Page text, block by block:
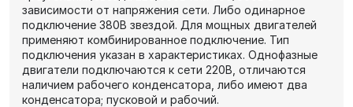
зависимости от напряжения сети. Либо одинарное
подключение 380В звездой. Для мощных двигателей
применяют комбинированное подключение. Тип
подключения указан в характеристиках. Однофазные
двигатели подключаются к сети 220В, отличаются
наличием рабочего конденсатора, либо имеют два
конденсатора; пусковой и рабочий.